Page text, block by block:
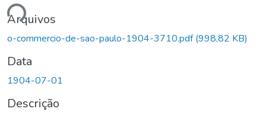
Arquivos
o-commercio-de-sao-paulo-1904-3710.pdf(998,82 KB)
Data
1904-07-01
Descrição